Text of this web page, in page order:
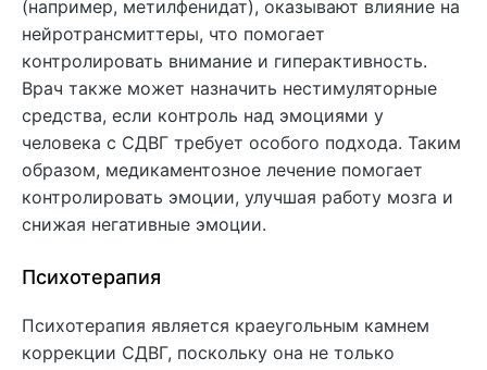
(например, метилфенидат), оказывают влияние на
нейротрансмиттеры, что помогает
контролировать внимание и гиперактивность.
Врач также может назначить нестимуляторные
средства, если контроль над эмоциями у
человека с СДВГ требует особого подхода. Таким
образом, медикаментозное лечение помогает
контролировать эмоции, улучшая работу мозга и
снижая негативные эмоции.
Психотерапия
Психотерапия является краеугольным камнем
коррекции СДВГ, поскольку она не только